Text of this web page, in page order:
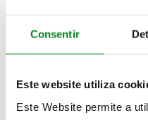
Consentir
Este website utiliza
Este Website permite a